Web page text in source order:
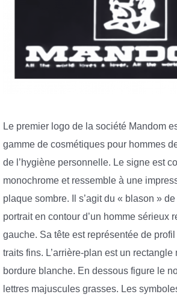
Le premier logo de la société Mandom
gamme de cosmétiques pour hommes
de l’hygiène personnelle. Le signe est
monochrome et ressemble à une
plaque sombre. Il s’agit du « blason »
portrait en contour d’un homme sérieux
gauche. Sa tête est représentée de
traits fins. L’arrière-plan est un rectangle
bordure blanche. En dessous figure le
lettres majuscules grasses. Les